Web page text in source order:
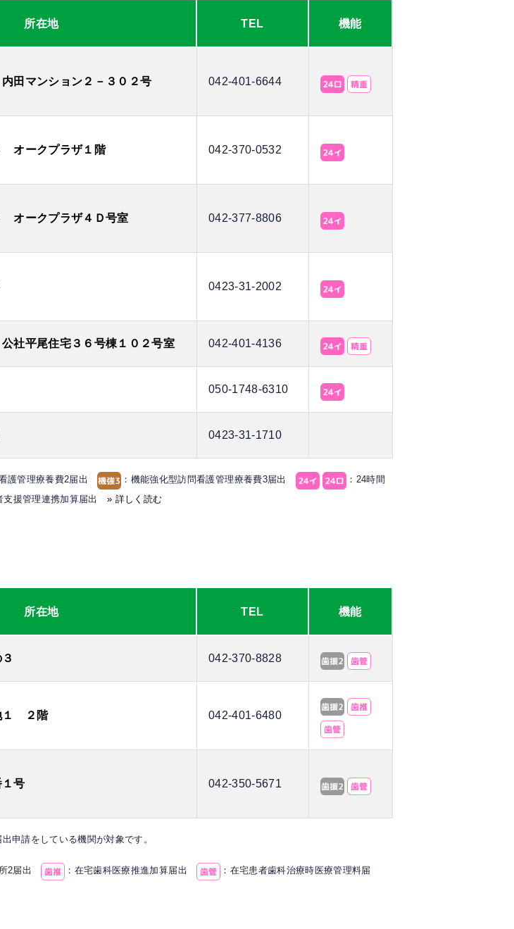
所在地 TEL 機能
マンション２－３０２号 042-401-6644
オークプラザ１階 042-370-0532
オークプラザ４Ｄ号室 042-377-8806
0423-31-2002
平尾住宅３６号棟１０２号室 042-401-4136
050-1748-6310
0423-31-1710
護管理療養費2届出 ：機能強化型訪問看護管理療養費3届出
：24時間
支援管理連携加算届出 » 詳しく読む
所在地 TEL 機能
042-370-8828
１ ２階 042-401-6480
号 042-350-5671
申請をしている機関が対象です。
所2届出 ：在宅歯科医療推進加算届出
：在宅患者歯科治療時医療管理料届